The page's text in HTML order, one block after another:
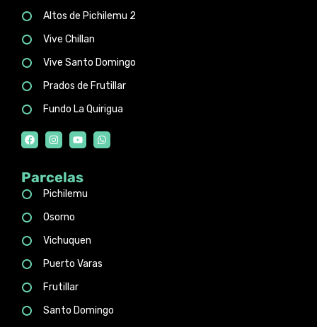
Altos de Pichilemu 2
Vive Chillan
Vive Santo Domingo
Prados de Frutillar
Fundo La Quirigua
Parcelas
Pichilemu
Osorno
Vichuquen
Puerto Varas
Frutillar
Santo Domingo